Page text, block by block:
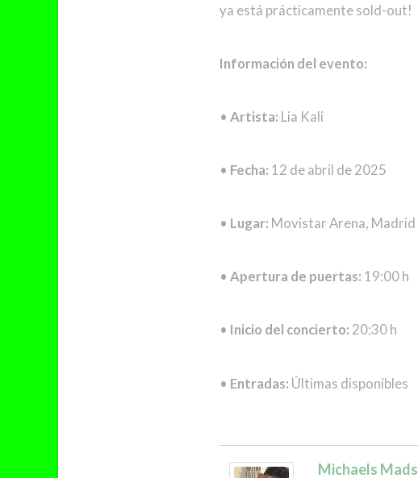
ya está prácticamente sold-out!
Información del evento:
• Artista: Lia Kali
• Fecha: 12 de abril de 2025
• Lugar: Movistar Arena, Madrid
• Apertura de puertas: 19:00 h
• Inicio del concierto: 20:30 h
• Entradas: Últimas disponibles
Michaels Mads